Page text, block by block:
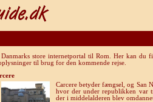
store internetportal til Rom. Her kan du
til brug for den kommende rejse.
Carcere betyder fængsel, og San
hvor der under republikken var
der i middelalderen blev